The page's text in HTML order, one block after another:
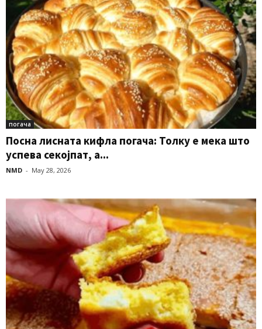
погача
Посна лисната кифла погача: Толку е мека што
успева секојпат, а...
NMD - May 28, 2026